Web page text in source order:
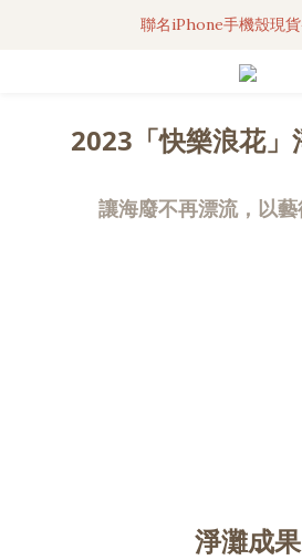
3C科技好物｜任選2
聯名iPhone手機殼現
超人氣聯名自動傘任2
3C科技好物｜任選2
2023「快樂浪花」
讓海廢不再漂流，以
淨灘成果